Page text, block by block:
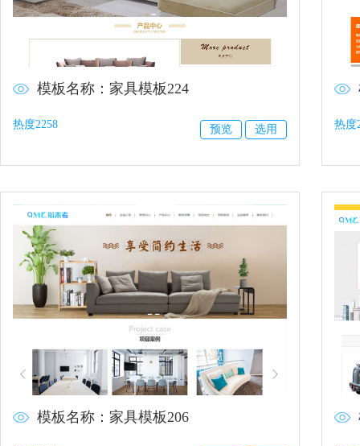
模板名称：家具模板224
热度2258 预览 选用 热度
模板名称：家具模板206